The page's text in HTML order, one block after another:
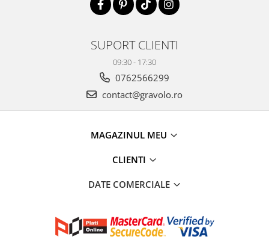
SUPORT CLIENTI
09:30 - 17:30
0762566299
contact@gravolo.ro
MAGAZINUL MEU
CLIENTI
DATE COMERCIALE